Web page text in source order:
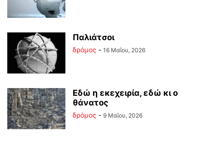
Παλιάτσοι
δρόμος - 16 Μαΐου, 2026
Εδώ η εκεχειρία, εδώ κι ο
θάνατος
δρόμος - 9 Μαΐου, 2026